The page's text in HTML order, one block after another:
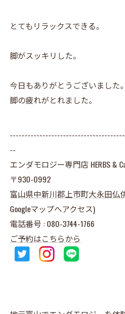
とてもリラックスできる。
脚がスッキリした。
今日もありがとうございました。
脚の疲れがとれました。
--
エンダモロジー専門店 HERBS &
〒930-0992
富山県中新川郡上市町大永田仏
Googleマップへアクセス)
電話番号 : 080-3744-1766
ご予約はこちらから